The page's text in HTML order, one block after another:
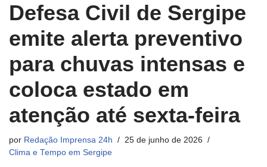
Defesa Civil de Sergipe
emite alerta preventivo
para chuvas intensas e
coloca estado em
atenção até sexta-feira
por Redação Imprensa 24h
25 de junho de 2026
Clima e Tempo em Sergipe